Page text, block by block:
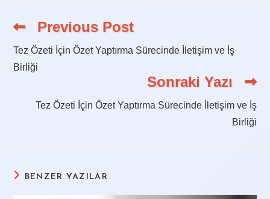
Read
articles
Previous Post
Tez Özeti İçin Özet Yaptırma Sürecinde İletişim ve İş
Birliği
Sonraki Yazı
Tez Özeti İçin Özet Yaptırma Sürecinde İletişim ve İş
Birliği
BENZER YAZILAR